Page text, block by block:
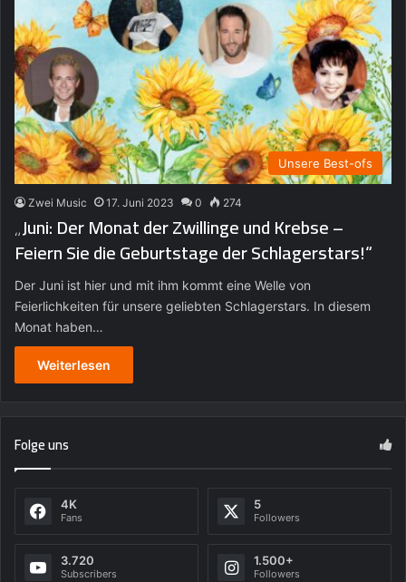
Unsere Best-ofs
Zwei Music 17. Juni 2023 0 274
„Juni: Der Monat der Zwillinge und Krebse –
Feiern Sie die Geburtstage der Schlagerstars!“
Der Juni ist hier und mit ihm kommt eine Welle von
Feierlichkeiten für unsere geliebten Schlagerstars. In diesem
Monat haben…
Weiterlesen
Folge uns
4K
Fans
5
Followers
3.720
Subscribers
1.500+
Followers